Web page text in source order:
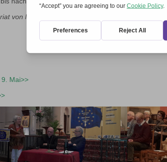
von MfE) und Anne Plancke (MfE-Komitee Belgien)
Mai>>